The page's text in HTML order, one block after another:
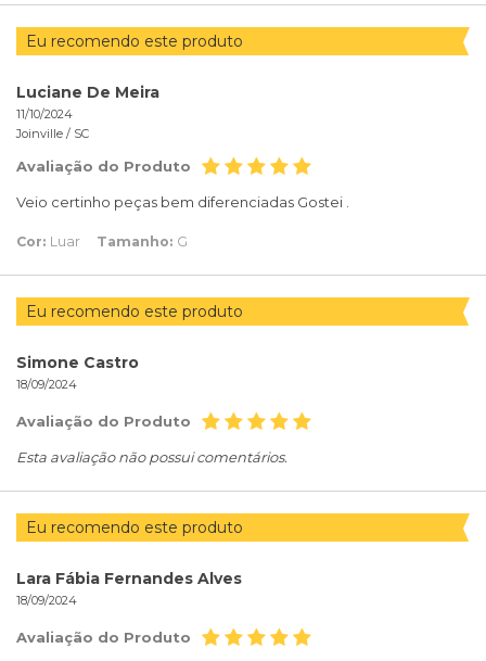
Eu recomendo este produto
Luciane De Meira
11/10/2024
Joinville / SC
Avaliação do Produto
Veio certinho peças bem diferenciadas Gostei .
Cor: Luar Tamanho: G
Eu recomendo este produto
Simone Castro
18/09/2024
Avaliação do Produto
Esta avaliação não possui comentários.
Eu recomendo este produto
Lara Fábia Fernandes Alves
18/09/2024
Avaliação do Produto